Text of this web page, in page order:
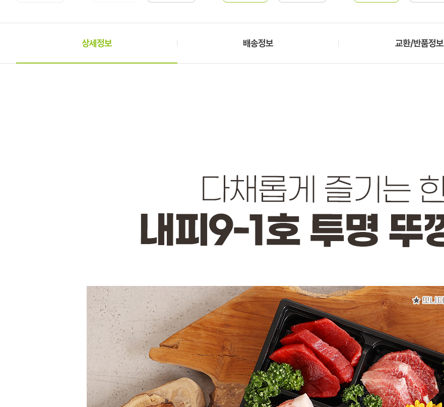
상세정보 배송정보 교환/반품정보